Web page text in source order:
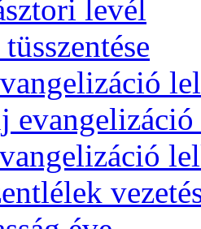
levél